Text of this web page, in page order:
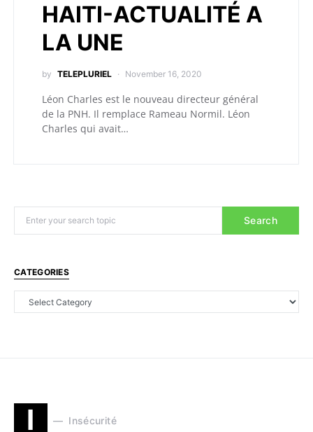
HAITI-ACTUALITÉ A
LA UNE
by TELEPLURIEL November 16, 2020
Léon Charles est le nouveau directeur général
de la PNH. Il remplace Rameau Normil. Léon
Charles qui avait…
Search
CATEGORIES
I Insécurité